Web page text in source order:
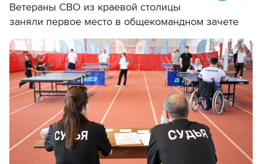
Ветераны СВО из краевой столицы
заняли первое место в общекомандном зачете